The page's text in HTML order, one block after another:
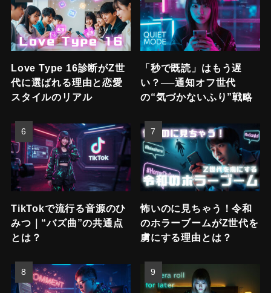
Love Type 16診断がZ世
代に選ばれる理由と恋愛
スタイルのリアル
「秒で既読」はもう遅
い？──通知オフ世代
の“気づかないふり”戦略
TikTokで流行る音源のひ
みつ｜“バズ曲”の共通点
とは？
怖いのに見ちゃう！令和
のホラーブームがZ世代を
虜にする理由とは？